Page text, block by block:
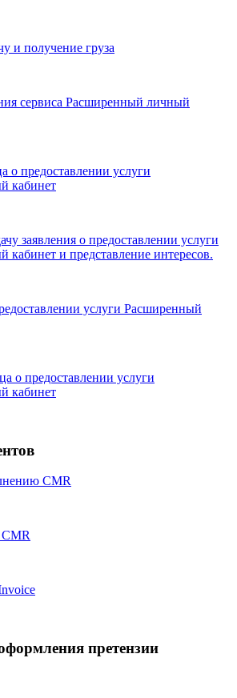
и получение груза
сервиса Расширенный личный
о предоставлении услуги
кабинет
заявления о предоставлении услуги
и представление интересов.
услуги Расширенный
о предоставлении услуги
кабинет
CMR
претензии